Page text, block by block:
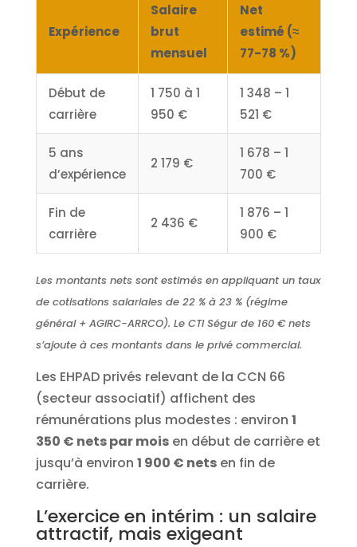
Expérience
Salaire
brut
mensuel
Net
estimé (≈
77-78 %)
Début de
carrière
1 750 à 1
950 €
1 348 – 1
521 €
5 ans
d’expérience
2 179 €
1 678 – 1
700 €
Fin de
carrière
2 436 €
1 876 – 1
900 €
Les montants nets sont estimés en appliquant un taux
de cotisations salariales de 22 % à 23 % (régime
général + AGIRC-ARRCO). Le CTI Ségur de 160 € nets
s’ajoute à ces montants dans le privé commercial.
Les EHPAD privés relevant de la CCN 66
(secteur associatif) affichent des
rémunérations plus modestes : environ 1
350 € nets par moisen début de carrière et
jusqu’à environ 1 900 € netsen fin de
carrière.
L’exercice en intérim : un salaire
attractif, mais exigeant